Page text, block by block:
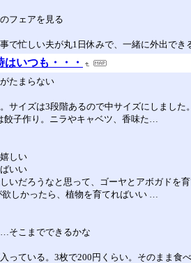
フェアを見る
で忙しい夫が丸1日休みで、一緒に外出で
はいつも・・・
たまらない
サイズは3段階あるので中サイズにしまし
餃子作り。ニラやキャベツ、香味た…
しい
いい
いだろうなと思って、ゴーヤとアボガドを
しかったら、植物を育てればいい …
そこまでできるかな
っている。3枚で200円くらい。そのまま